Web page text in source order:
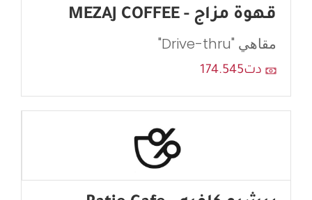
قهوة مزاج - MEZAJ COFFEE
مقاهي "Drive-thru"
دت174.545